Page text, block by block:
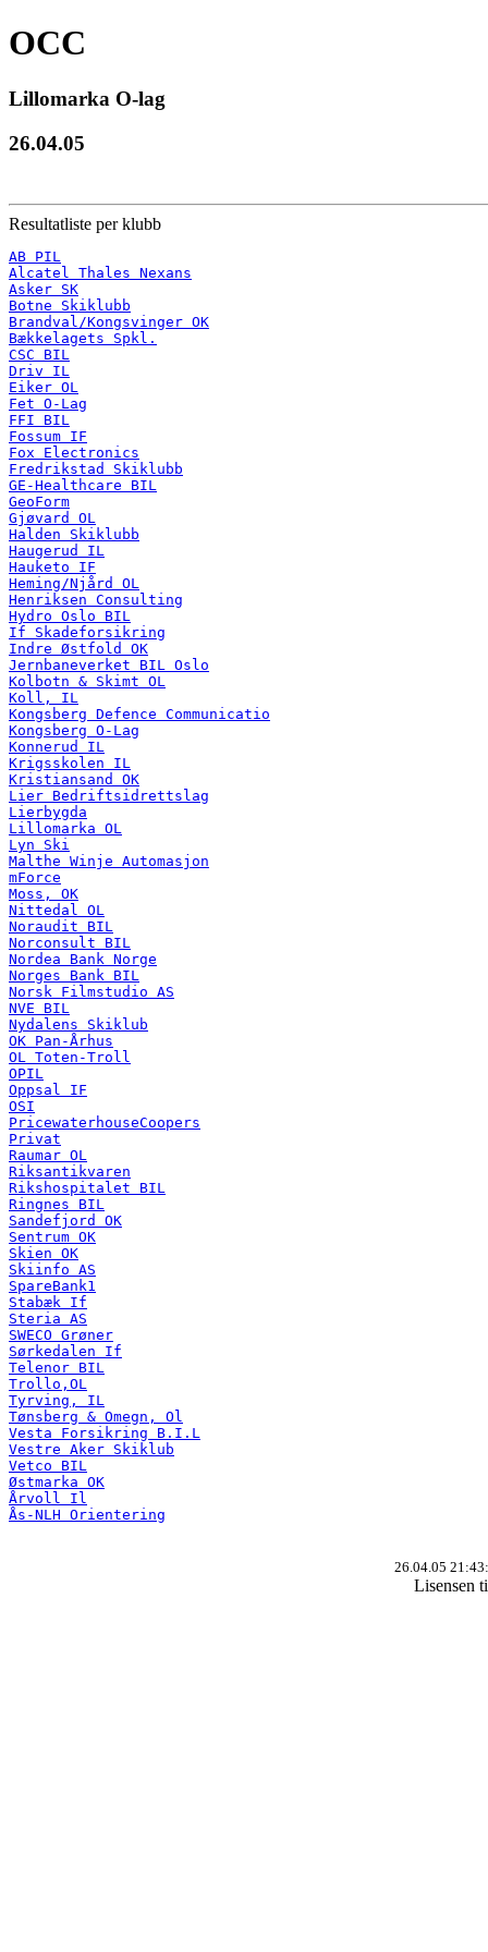
OCC
Lillomarka O-lag
26.04.05
Resultatliste per klubb
AB PIL
Alcatel Thales Nexans
Asker SK
Botne Skiklubb
Brandval/Kongsvinger OK
Bækkelagets Spkl.
CSC BIL
Driv IL
Eiker OL
Fet O-Lag
FFI BIL
Fossum IF
Fox Electronics
Fredrikstad Skiklubb
GE-Healthcare BIL
GeoForm
Gjøvard OL
Halden Skiklubb
Haugerud IL
Hauketo IF
Heming/Njård OL
Henriksen Consulting
Hydro Oslo BIL
If Skadeforsikring
Indre Østfold OK
Jernbaneverket BIL Oslo
Kolbotn & Skimt OL
Koll, IL
Kongsberg Defence Communicatio
Kongsberg O-Lag
Konnerud IL
Krigsskolen IL
Kristiansand OK
Lier Bedriftsidrettslag
Lierbygda
Lillomarka OL
Lyn Ski
Malthe Winje Automasjon
mForce
Moss, OK
Nittedal OL
Noraudit BIL
Norconsult BIL
Nordea Bank Norge
Norges Bank BIL
Norsk Filmstudio AS
NVE BIL
Nydalens Skiklub
OK Pan-Århus
OL Toten-Troll
OPIL
Oppsal IF
OSI
PricewaterhouseCoopers
Privat
Raumar OL
Riksantikvaren
Rikshospitalet BIL
Ringnes BIL
Sandefjord OK
Sentrum OK
Skien OK
Skiinfo AS
SpareBank1
Stabæk If
Steria AS
SWECO Grøner
Sørkedalen If
Telenor BIL
Trollo,OL
Tyrving, IL
Tønsberg & Omegn, Ol
Vesta Forsikring B.I.L
Vestre Aker Skiklub
Vetco BIL
Østmarka OK
Årvoll Il
Ås-NLH Orientering
26.04.05
Lisensen